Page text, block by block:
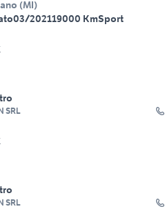
(MI)
03/202119000 KmSport
SRL
SRL